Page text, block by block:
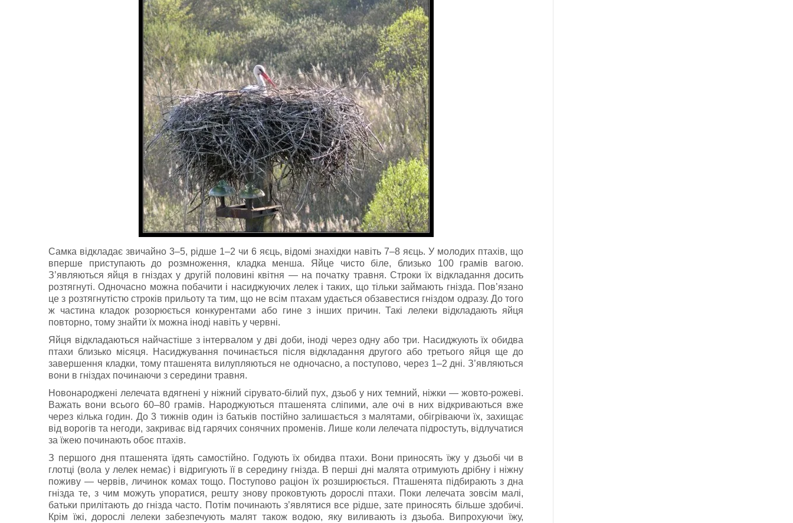
Самка вiдкладає звичайно 3–5, рiдше 1–2 чи 6 яєць, вiдомi знахiдки навiть 7–8 яєць. У молодих птахів, що
вперше приступають до розмноження, кладка менша. Яйце чисто бiле, близько 100 грамів вагою.
З’являються яйця в гнiздах у другiй половинi квітня — на початку травня. Строки їх вiдкладання досить
розтягнутi. Одночасно можна побачити i насиджуючих лелек i таких, що тiльки займають гнiзда. Пов’язано
це з розтягнутiстю строкiв прильоту та тим, що не всiм птахам удається обзавестися гнiздом одразу. До того
ж частина кладок розорюється конкурентами або гине з iнших причин. Такi лелеки вiдкладають яйця
повторно, тому знайти їх можна iнодi навiть у червнi.
Яйця вiдкладаються найчастіше з iнтервалом у двi доби, іноді через одну або три. Насиджують їх обидва
птахи близько мiсяця. Насиджування починається пiсля вiдкладання другого або третього яйця ще до
завершення кладки, тому пташенята вилупляються не одночасно, а поступово, через 1–2 днi. З’являються
вони в гніздах починаючи з середини травня.
Новонароджені лелечата вдягнені у ніжний сірувато-білий пух, дзьоб у них темний, ніжки — жовто-рожеві.
Важать вони всього 60–80 грамів. Народжуються пташенята сліпими, але очі в них відкриваються вже
через кілька годин. До 3 тижнів один із батькiв постiйно залишається з малятами, обігріваючи їх, захищає
вiд ворогів та негоди, закриває вiд гарячих сонячних променiв. Лише коли лелечата підростуть, відлучатися
за їжею починають обоє птахів.
З першого дня пташенята їдять самостійно. Годують їх обидва птахи. Вони приносять їжу у дзьобі чи в
глотці (вола у лелек немає) і відригують її в середину гнізда. В перші дні малята отримують дрібну і ніжну
поживу — червів, личинок комах тощо. Поступово раціон їх розширюється. Пташенята підбирають з дна
гнізда те, з чим можуть упоратися, решту знову проковтують дорослі птахи. Поки лелечата зовсім малі,
батьки прилітають до гнізда часто. Потім починають з’являтися все рідше, зате приносять більше здобичі.
Крім їжі, дорослі лелеки забезпечують малят також водою, яку виливають із дзьоба. Випрохуючи їжу,